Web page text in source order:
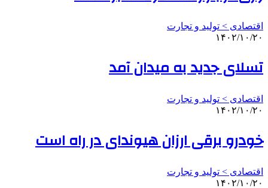
اقتصادی > تولید و تجارت
۱۴۰۲/۱۰/۲۰
تسلای جدید به میدان آمد
اقتصادی > تولید و تجارت
۱۴۰۲/۱۰/۲۰
خودرو برقی ارزان هیوندای در راه است
اقتصادی > تولید و تجارت
۱۴۰۲/۱۰/۲۰